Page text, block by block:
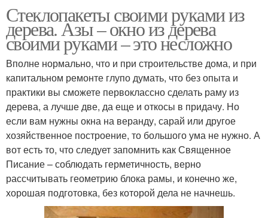
Стеклопакеты своими руками из
дерева. Азы – окно из дерева
своими руками – это несложно
Вполне нормально, что и при строительстве дома, и при
капитальном ремонте глупо думать, что без опыта и
практики вы сможете первоклассно сделать раму из
дерева, а лучше две, да еще и откосы в придачу. Но
если вам нужны окна на веранду, сарай или другое
хозяйственное построение, то большого ума не нужно. А
вот есть то, что следует запомнить как Священное
Писание – соблюдать герметичность, верно
рассчитывать геометрию блока рамы, и конечно же,
хорошая подготовка, без которой дела не начнешь.